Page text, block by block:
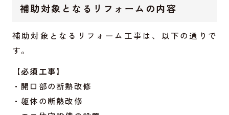
補助対象となるリフォームの内容
補助対象となるリフォーム工事は、以下の通りで
す。
【必須工事】
・開口部の断熱改修
・躯体の断熱改修